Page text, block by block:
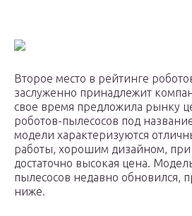
Второе место в рейтинге
заслуженно принадлежит
свое время предложила рынку
роботов-пылесосов под
модели характеризуются
работы, хорошим дизайном, при
достаточно высокая цена.
пылесосов недавно обновился,
ниже.